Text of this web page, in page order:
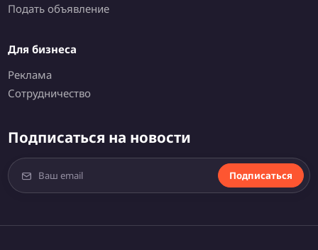
Подать объявление
Для бизнеса
Реклама
Сотрудничество
Подписаться на новости
Подписаться